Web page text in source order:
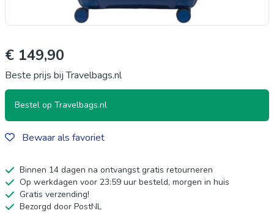
€ 149,90
Beste prijs bij Travelbags.nl
Bestel op Travelbags.nl
Bewaar als favoriet
Binnen 14 dagen na ontvangst gratis retourneren
Op werkdagen voor 23:59 uur besteld, morgen in huis
Gratis verzending!
Bezorgd door PostNL